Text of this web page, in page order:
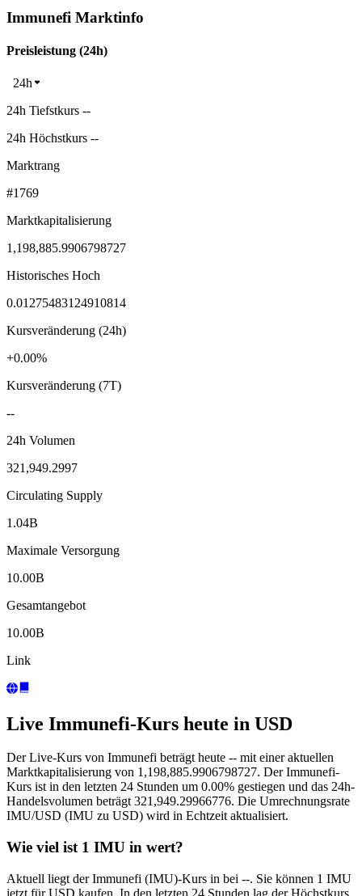
Immunefi Marktinfo
Preisleistung (24h)
24h
24h Tiefstkurs --
24h Höchstkurs --
Marktrang
#1769
Marktkapitalisierung
1,198,885.9906798727
Historisches Hoch
0.01275483124910814
Kursveränderung (24h)
+0.00%
Kursveränderung (7T)
--
24h Volumen
321,949.2997
Circulating Supply
1.04B
Maximale Versorgung
10.00B
Gesamtangebot
10.00B
Link
Live Immunefi-Kurs heute in USD
Der Live-Kurs von Immunefi beträgt heute -- mit einer aktuellen
Marktkapitalisierung von 1,198,885.9906798727. Der Immunefi-
Kurs ist in den letzten 24 Stunden um 0.00% gestiegen und das 24h-
Handelsvolumen beträgt 321,949.29966776. Die Umrechnungsrate
IMU/USD (IMU zu USD) wird in Echtzeit aktualisiert.
Wie viel ist 1 IMU in wert?
Aktuell liegt der Immunefi (IMU)-Kurs in bei --. Sie können 1 IMU
jetzt für USD kaufen. In den letzten 24 Stunden lag der Höchstkurs